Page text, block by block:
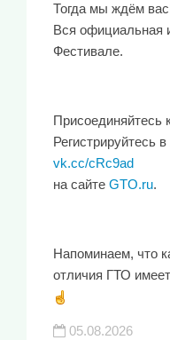
Тогда мы ждём
Вся официальная
Фестивале.
Присоединяйтесь
Регистрируйтесь
vk.cc/cRc9ad
на сайте GTO.ru.
Напоминаем, что
отличия ГТО
05.08.2026